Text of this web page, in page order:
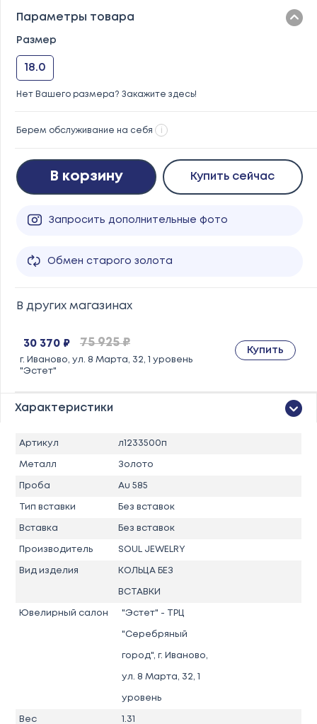
Параметры товара
Размер
18.0
Нет Вашего размера? Закажите здесь!
Берем обслуживание на себя i
В корзину Купить сейчас
Запросить дополнительные фото
Обмен старого золота
В других магазинах
30 370 ₽ 75 925 ₽
г. Иваново, ул. 8 Марта, 32, 1 уровень
"Эстет"
Купить
Характеристики
Артикул л1233500п
Металл Золото
Проба Au 585
Тип вставки Без вставок
Вставка Без вставок
Производитель SOUL JEWELRY
Вид изделия КОЛЬЦА БЕЗ
ВСТАВКИ
Ювелирный салон "Эстет" - ТРЦ
"Серебряный
город", г. Иваново,
ул. 8 Марта, 32, 1
уровень
Вес 1.31